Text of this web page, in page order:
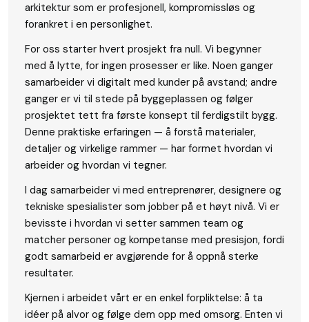
arkitektur som er profesjonell, kompromissløs og
forankret i en personlighet.
For oss starter hvert prosjekt fra null. Vi begynner
med å lytte, for ingen prosesser er like. Noen ganger
samarbeider vi digitalt med kunder på avstand; andre
ganger er vi til stede på byggeplassen og følger
prosjektet tett fra første konsept til ferdigstilt bygg.
Denne praktiske erfaringen — å forstå materialer,
detaljer og virkelige rammer — har formet hvordan vi
arbeider og hvordan vi tegner.
I dag samarbeider vi med entreprenører, designere og
tekniske spesialister som jobber på et høyt nivå. Vi er
bevisste i hvordan vi setter sammen team og
matcher personer og kompetanse med presisjon, fordi
godt samarbeid er avgjørende for å oppnå sterke
resultater.
Kjernen i arbeidet vårt er en enkel forpliktelse: å ta
idéer på alvor og følge dem opp med omsorg. Enten vi